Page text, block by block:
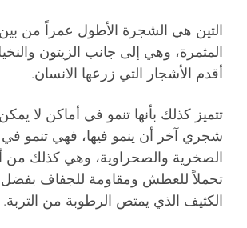
التين هي الشجرة الأطول عمراً من بين
المثمرة، وهي إلى جانب الزيتون
أقدم الأشجار التي زرعها الانسان.
تتميز كذلك بأنها تنمو في أماكن لا
شجري آخر أن ينمو فيها، فهي تنمو
الصخرية والصحراوية، وهي كذلك من
تحملاً للعطش ومقاومة للجفاف بفضل
الكثيف الذي يمتص الرطوبة من التربة.